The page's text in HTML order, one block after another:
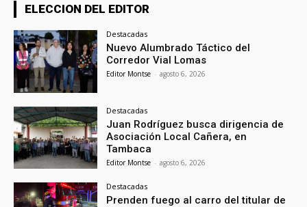
ELECCION DEL EDITOR
Destacadas
Nuevo Alumbrado Táctico del
Corredor Vial Lomas
Editor Montse - agosto 6, 2026
Destacadas
Juan Rodríguez busca dirigencia de
Asociación Local Cañera, en
Tambaca
Editor Montse - agosto 6, 2026
Destacadas
Prenden fuego al carro del titular de